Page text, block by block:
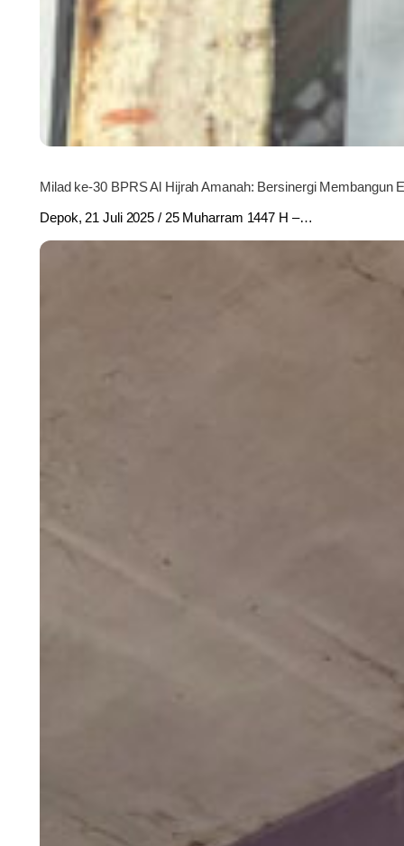
Milad ke-30 BPRS Al Hijrah Amanah: Bersinergi Membangun
Depok, 21 Juli 2025 / 25 Muharram 1447 H –…